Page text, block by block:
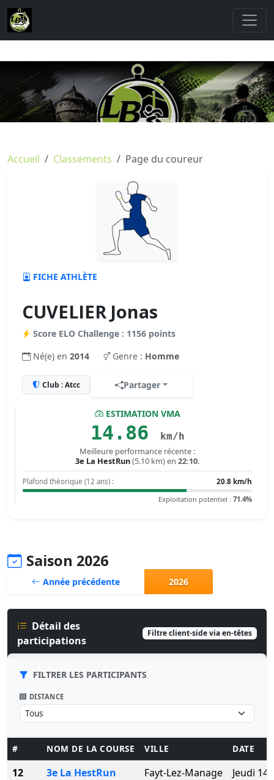
Accueil Classements Page du coureur
FICHE ATHLÈTE
CUVELIER Jonas
Score ELO Challenge : 1156 points
Né(e) en 2014 Genre : Homme
Club : Atcc Partager
ESTIMATION VMA
14.86 km/h
Meilleure performance récente :
3e La HestRun(5.10 km) en 22:10.
Plafond théorique (12 ans) :
20.8 km/h
Exploitation potentiel : 71.4%
Saison 2026
Année précédente 2026
Détail des
participations
Filtre client-side via en-têtes
FILTRER LES PARTICIPANTS
DISTANCE
# NOM DE LA COURSE VILLE DATE
12 3e La HestRun Fayt-Lez-Manage
Jeudi 14